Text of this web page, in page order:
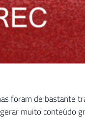
foram de bastante
muito conteúdo